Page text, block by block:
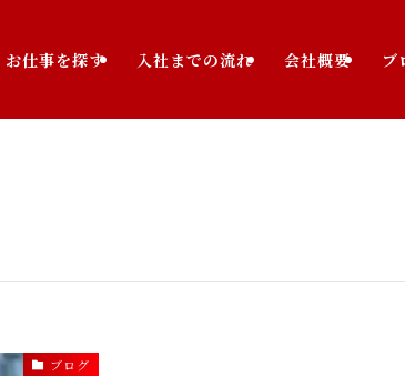
お仕事を探す 入社までの流れ 会社概要 ブ
ブログ